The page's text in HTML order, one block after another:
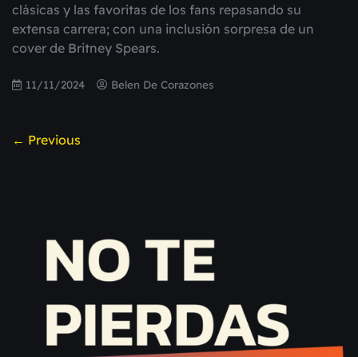
clásicas y las favoritas de los fans repasando su
extensa carrera; con una inclusión sorpresa de un
cover de Britney Spears.
11/11/2024 Belen De Corazones
← Previous